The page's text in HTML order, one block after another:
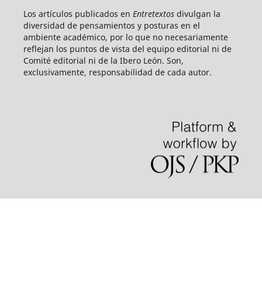
Los artículos publicados en Entretextosdivulgan la
diversidad de pensamientos y posturas en el
ambiente académico, por lo que no necesariamente
reflejan los puntos de vista del equipo editorial ni de
Comité editorial ni de la Ibero León. Son,
exclusivamente, responsabilidad de cada autor.